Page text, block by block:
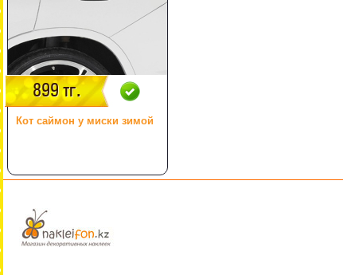
899 тг.
Кот саймон у миски зимой